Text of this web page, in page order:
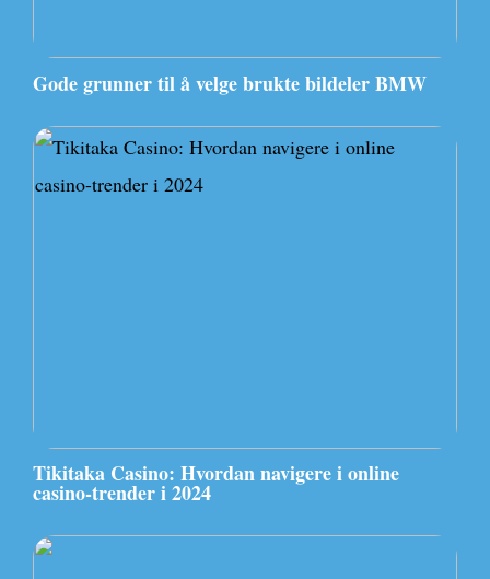
Gode grunner til å velge brukte bildeler BMW
Tikitaka Casino: Hvordan navigere i online
casino-trender i 2024